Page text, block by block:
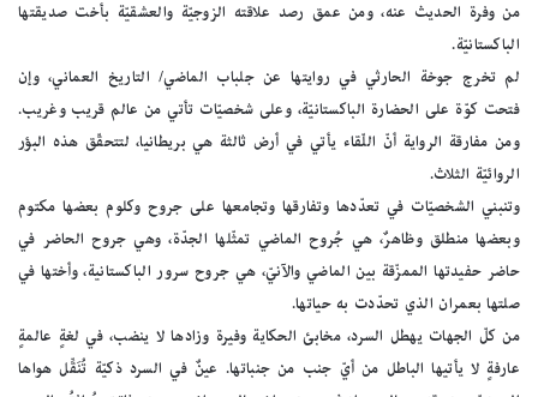
من وفرة الحديث عنه، ومن عمق رصد علاقته الزوجيّة والعشقيّة بأخت صديقتها
الباكستانيّة.
لم تخرج جوخة الحارثي في روايتها عن جلباب الماضي/ التاريخ العماني، وإن
فتحت كوّة على الحضارة الباكستانيّة، وعلى شخصيّات تأتي من عالم قريب وغريب.
ومن مفارقة الرواية أنّ اللّقاء يأتي في أرض ثالثة هي بريطانيا، لتتحقّق هذه البؤر
الروائيّة الثلاث.
وتنبني الشخصيّات في تعدّدها وتفارقها وتجامعها على جروح وكلوم بعضها مكتوم
وبعضها منطلق وظاهرٌ، هي جُروح الماضي تمثّلها الجدّة، وهي جروح الحاضر في
حاضر حفيدتها الممزّقة بين الماضي والآنيّ، هي جروح سرور الباكستانية، وأختها في
صلتها بعمران الذي تحدّدت به حياتها.
من كلّ الجهات يهطل السرد، مخابئ الحكاية وفيرة وزادها لا ينضب، في لغةٍ عالمةٍ
عارفةٍ لا يأتيها الباطل من أيّ جنب من جنباتها. عينٌ في السرد ذكيّة تُنَقِّل هواها